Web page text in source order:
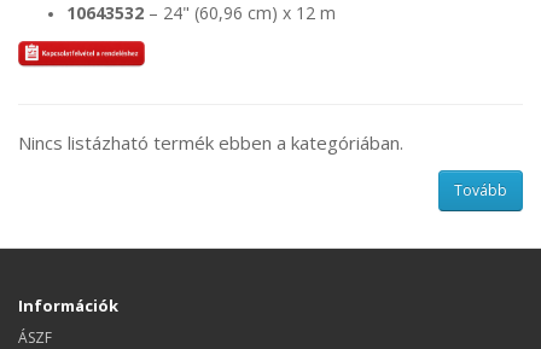
10643532 – 24" (60,96 cm) x 12 m
Nincs listázható termék ebben a kategóriában.
Tovább
Információk
ÁSZF